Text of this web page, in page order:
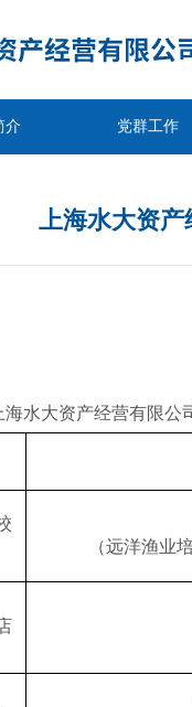
介 党群工作
上海水大资
水大资产经营有限公
（远洋渔业